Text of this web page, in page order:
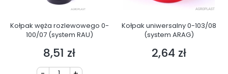
Kołpak węża rozlewowego 0-
100/07 (system RAU)
Cena
8,51 zł
Kołpak uniwersalny 0-103/08
(system ARAG)
Cena
2,64 zł